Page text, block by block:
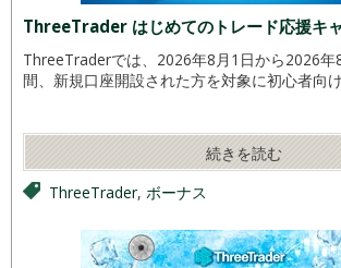
ThreeTrader はじめてのトレード応援キ
ThreeTraderでは、2026年8月1日から2026年
間、新規口座開設された方を対象に初心者向
続きを読む
ThreeTrader, ボーナス